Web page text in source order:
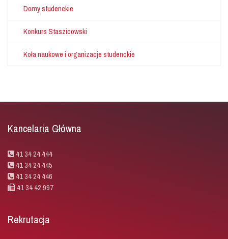
Domy studenckie
Konkurs Staszicowski
Koła naukowe i organizacje studenckie
Kancelaria Główna
41 34 24 444
41 34 24 445
41 34 24 446
41 34 42 997
Rekrutacja